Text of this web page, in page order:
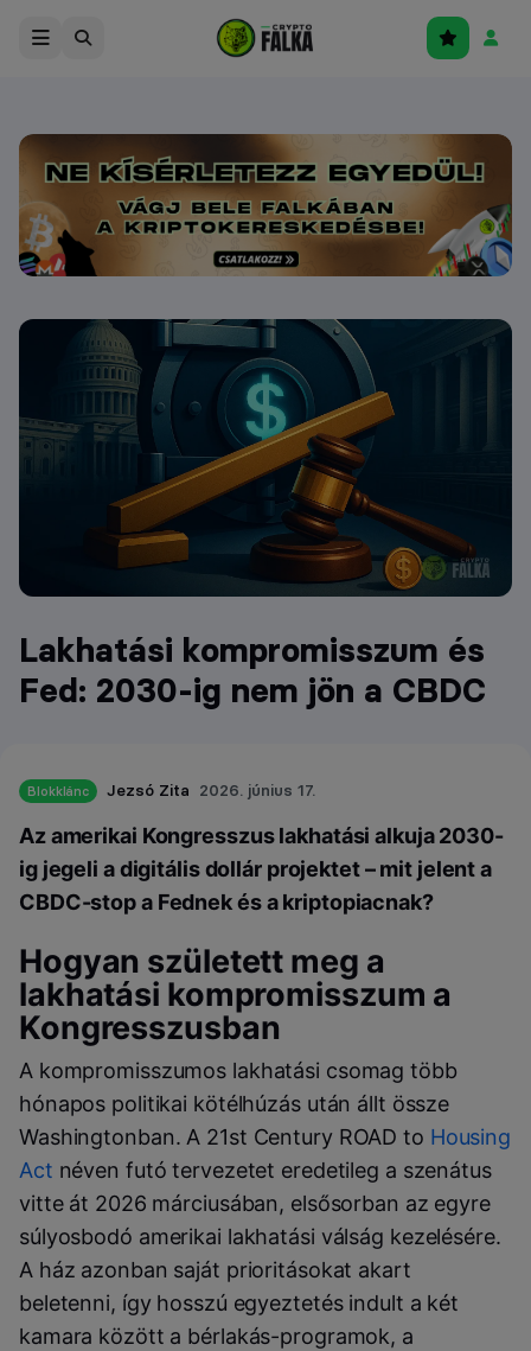
Lakhatási kompromisszum és
Fed: 2030-ig nem jön a CBDC
Blokklánc Jezsó Zita 2026. június 17.
Az amerikai Kongresszus lakhatási alkuja 2030-
ig jegeli a digitális dollár projektet – mit jelent a
CBDC-stop a Fednek és a kriptopiacnak?
Hogyan született meg a
lakhatási kompromisszum a
Kongresszusban
A kompromisszumos lakhatási csomag több
hónapos politikai kötélhúzás után állt össze
Washingtonban. A 21st Century ROAD to Housing
Act néven futó tervezetet eredetileg a szenátus
vitte át 2026 márciusában, elsősorban az egyre
súlyosbodó amerikai lakhatási válság kezelésére.
A ház azonban saját prioritásokat akart
beletenni, így hosszú egyeztetés indult a két
kamara között a bérlakás-programok, a